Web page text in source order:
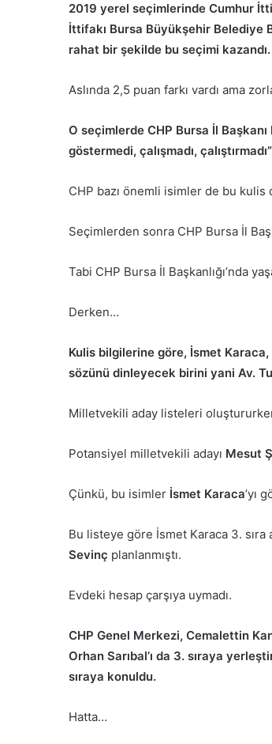
2019 yerel seçimlerinde Cumhur
İttifakı Bursa Büyükşehir Belediye
rahat bir şekilde bu seçimi kazandı.
Aslında 2,5 puan farkı vardı ama
O seçimlerde CHP Bursa İl
göstermedi, çalışmadı,
CHP bazı önemli isimler de bu kulis
Seçimlerden sonra CHP Bursa İl
Tabi CHP Bursa İl Başkanlığı’nda
Derken…
Kulis bilgilerine göre, İsmet
sözünü dinleyecek birini yani Av.
Milletvekili aday listeleri
Potansiyel milletvekili adayı Mesut
Çünkü, bu isimler İsmet Karaca’yı
Bu listeye göre İsmet Karaca 3. sıra
Sevinç planlanmıştı.
Evdeki hesap çarşıya uymadı.
CHP Genel Merkezi, Cemalettin
Orhan Sarıbal’ı da 3. sıraya
sıraya konuldu.
Hatta…